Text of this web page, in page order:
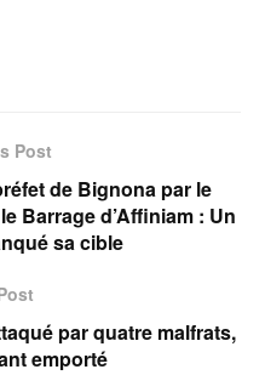
Post
de Bignona par le
Barrage d’Affiniam : Un
sa cible
par quatre malfrats,
emporté